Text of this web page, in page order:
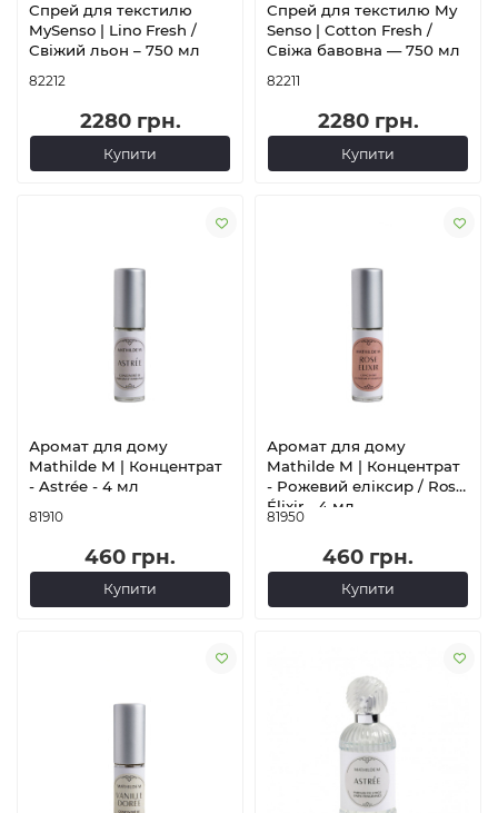
Спрей для текстилю
MySenso | Lino Fresh /
Свіжий льон – 750 мл
82212
2280 грн.
Купити
Спрей для текстилю My
Senso | Cotton Fresh /
Свіжа бавовна — 750 мл
82211
2280 грн.
Купити
Аромат для дому
Mathilde M | Концентрат
- Astrée - 4 мл
81910
460 грн.
Купити
Аромат для дому
Mathilde M | Концентрат
- Рожевий еліксир / Rose
Élixir - 4 мл
81950
460 грн.
Купити